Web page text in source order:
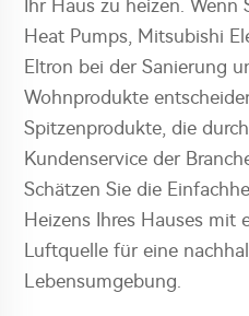
Ihr Haus zu heizen. Wenn
Heat Pumps, Mitsubishi
Eltron bei der Sanierung
Wohnprodukte
Spitzenprodukte, die
Kundenservice der
Schätzen Sie die
Heizens Ihres Hauses mit
Luftquelle für eine
Lebensumgebung.